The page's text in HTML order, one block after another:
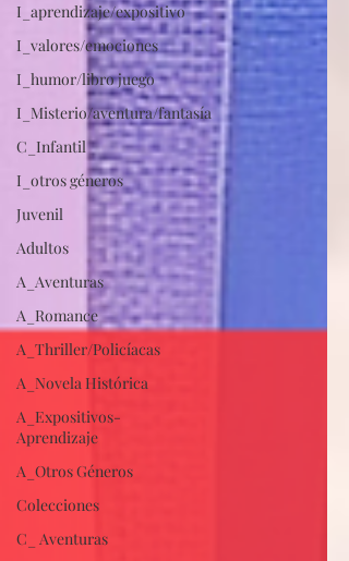
I_aprendizaje/expositivo
I_valores/emociones
I_humor/libro juego
I_Misterio/aventura/fantasía
C_Infantil
I_otros géneros
Juvenil
Adultos
A_Aventuras
A_Romance
A_Thriller/Policíacas
A_Novela Histórica
A_Expositivos-
Aprendizaje
A_Otros Géneros
Colecciones
C_ Aventuras